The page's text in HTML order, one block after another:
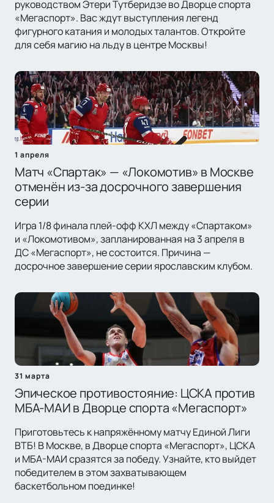
руководством Этери Тутберидзе во Дворце спорта
«Мегаспорт». Вас ждут выступления легенд
фигурного катания и молодых талантов. Откройте
для себя магию на льду в центре Москвы!
1 апреля
Матч «Спартак» — «Локомотив» в Москве
отменён из-за досрочного завершения
серии
Игра 1/8 финала плей-офф КХЛ между «Спартаком»
и «Локомотивом», запланированная на 3 апреля в
ДС «Мегаспорт», не состоится. Причина —
досрочное завершение серии ярославским клубом.
31 марта
Эпическое противостояние: ЦСКА против
МБА-МАИ в Дворце спорта «Мегаспорт»
Приготовьтесь к напряжённому матчу Единой Лиги
ВТБ! В Москве, в Дворце спорта «Мегаспорт», ЦСКА
и МБА-МАИ сразятся за победу. Узнайте, кто выйдет
победителем в этом захватывающем
баскетбольном поединке!